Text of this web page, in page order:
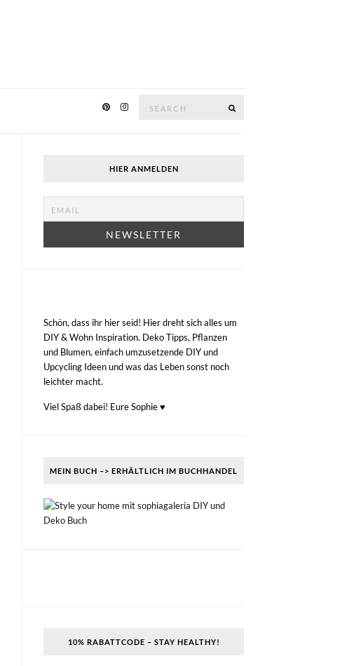
HIER ANMELDEN
Schön, dass ihr hier seid! Hier dreht sich alles um
DIY & Wohn Inspiration. Deko Tipps, Pflanzen
und Blumen, einfach umzusetzende DIY und
Upcycling Ideen und was das Leben sonst noch
leichter macht.
Viel Spaß dabei! Eure Sophie ♥
MEIN BUCH –> ERHÄLTLICH IM BUCHHANDEL
10% RABATTCODE – STAY HEALTHY!